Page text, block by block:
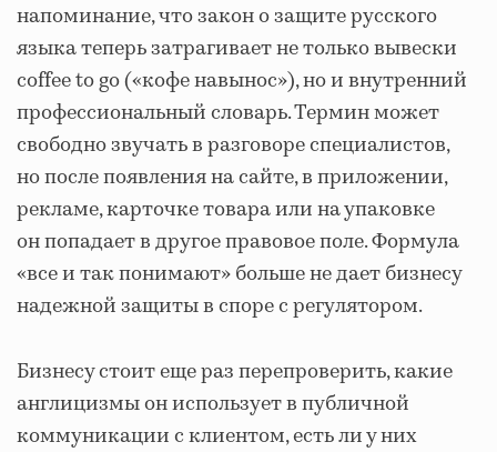
напоминание, что закон о защите русского
языка теперь затрагивает не только вывески
coffee to go («кофе навынос»), но и внутренний
профессиональный словарь. Термин может
свободно звучать в разговоре специалистов,
но после появления на сайте, в приложении,
рекламе, карточке товара или на упаковке
он попадает в другое правовое поле. Формула
«все и так понимают» больше не дает бизнесу
надежной защиты в споре с регулятором.
Бизнесу стоит еще раз перепроверить, какие
англицизмы он использует в публичной
коммуникации с клиентом, есть ли у них